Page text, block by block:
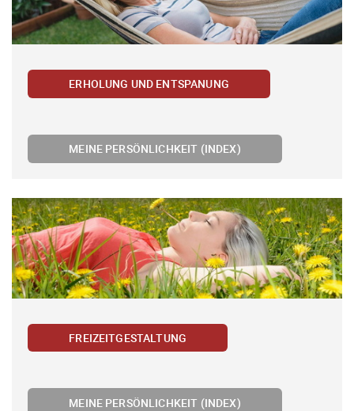
ERHOLUNG UND ENTSPANUNG
MEINE PERSÖNLICHKEIT (INDEX)
FREIZEITGESTALTUNG
MEINE PERSÖNLICHKEIT (INDEX)